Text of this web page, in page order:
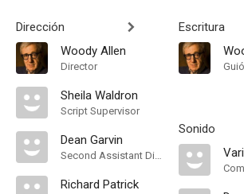
Dirección
Woody Allen
Director
Sheila Waldron
Script Supervisor
Dean Garvin
Second Assistant Director
Richard Patrick
Escritura
Sonido